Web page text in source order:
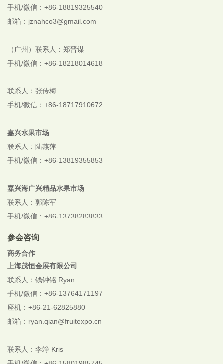
手机/微信：+86-18819325540
邮箱：jznahco3@gmail.com
（广州）联系人：郑晋谋
手机/微信：+86-18218014618
联系人：张传梅
手机/微信：+86-18717910672
嘉兴水果市场
联系人：陆燕萍
手机/微信：+86-13819355853
嘉兴海广兴精品水果市场
联系人：郭陈军
手机/微信：+86-13738283833
参会咨询
商务合作
上海茂恒会展有限公司
联系人：钱钟铭 Ryan
手机/微信：+86-13764171197
座机：+86-21-62825880
邮箱：ryan.qian@fruitexpo.cn
联系人：李竫 Kris